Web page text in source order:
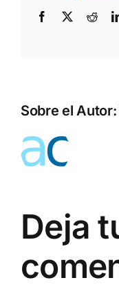
Facebook
X
Sobre el Autor:
Deja